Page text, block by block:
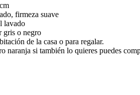
firmeza suave
lavado
gris o negro
de la casa o para regalar.
si también lo quieres puedes